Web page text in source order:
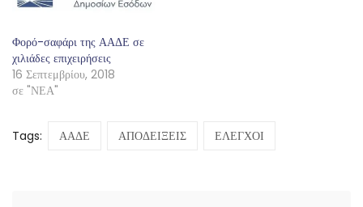
Φορό-σαφάρι της ΑΑΔΕ σε
χιλιάδες επιχειρήσεις
16 Σεπτεμβρίου, 2018
σε "ΝΕΑ"
Tags: ΑΑΔΕ ΑΠΟΔΕΙΞΕΙΣ ΕΛΕΓΧΟΙ